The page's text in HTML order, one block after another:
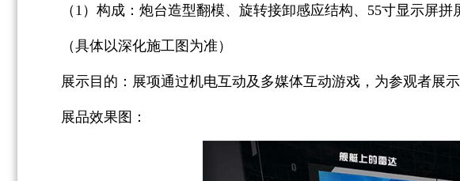
（1）构成：炮台造型翻模、旋转接卸感应结构、55寸显示屏拼
（具体以深化施工图为准）
展示目的：展项通过机电互动及多媒体互动游戏，为参观者展
展品效果图：